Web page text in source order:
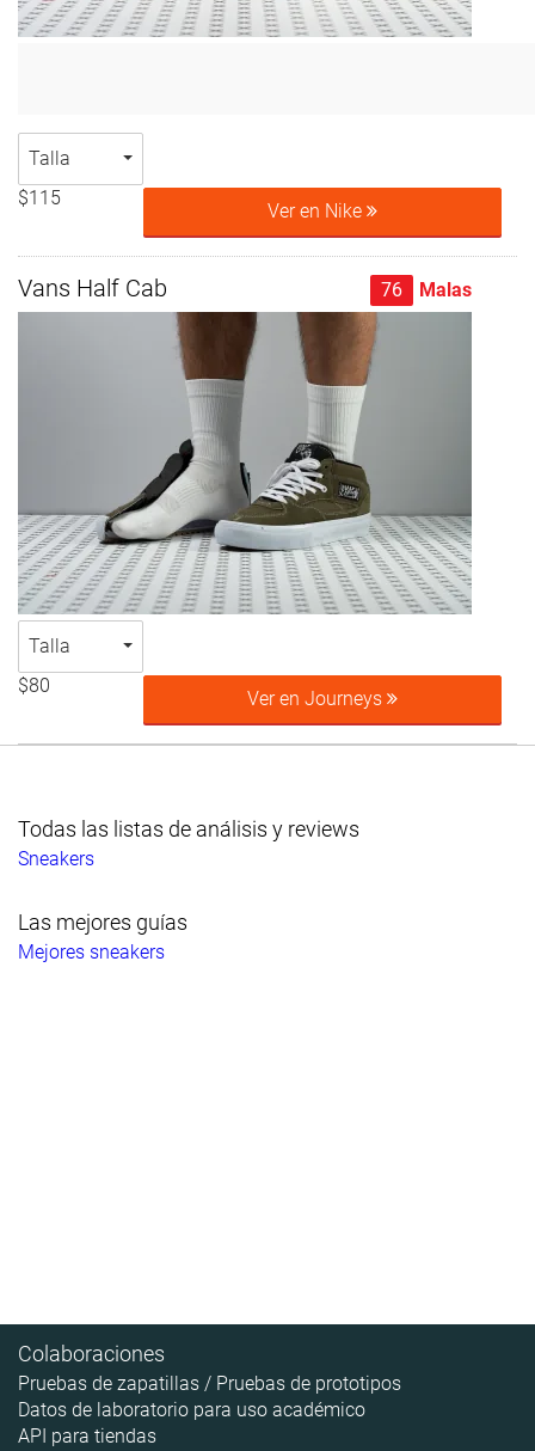
Talla
$115
Ver en Nike
Vans Half Cab 76 Malas
Talla
$80
Ver en Journeys
Todas las listas de análisis y reviews
Sneakers
Las mejores guías
Mejores sneakers
Colaboraciones
Pruebas de zapatillas / Pruebas de prototipos
Datos de laboratorio para uso académico
API para tiendas